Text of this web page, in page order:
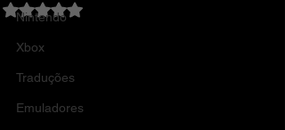
Nintendo
Xbox
Traduções
Emuladores
Avaliado com NaN de 5 estrelas.